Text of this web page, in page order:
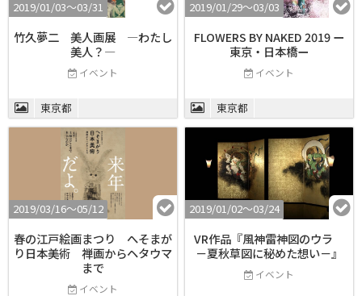
2019/01/03〜03/31
竹久夢二 美人画展 ―わたし
美人？―
イベント
東京都
2019/01/29〜03/03
FLOWERS BY NAKED 2019 ー
東京・日本橋ー
イベント
東京都
2019/03/16〜05/12
春の江戸絵画まつり へそまが
り日本美術 禅画からヘタウマ
まで
イベント
2019/01/02〜03/24
VR作品『風神雷神図のウラ
－夏秋草図に秘めた想い－』
イベント